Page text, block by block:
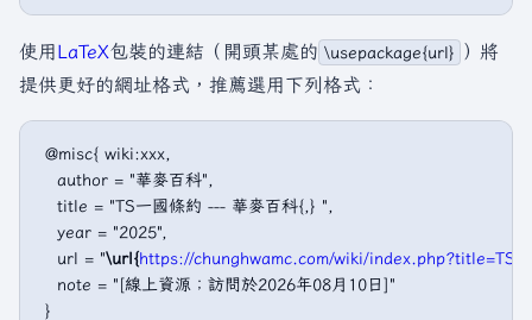
使用LaTeX包裝的連結（開頭某處的 \usepackage{url} ）將
提供更好的網址格式，推薦選用下列格式：
@misc{ wiki:xxx,
   author = "華麥百科",
   title = "TS一國條約 --- 華麥百科{,} ",
   year = "2025",
   url = "
\url{https://chunghwamc.com/wiki/
   note = "[線上資源；訪問於2026年08月10日]"